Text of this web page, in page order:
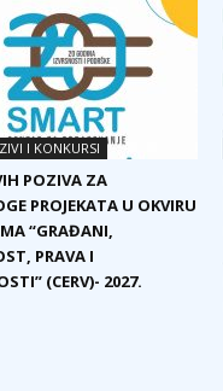
I KONKURSI
POZIVA ZA
PROJEKATA U OKVIRU
“GRAĐANI,
PRAVA I
(CERV)- 2027.